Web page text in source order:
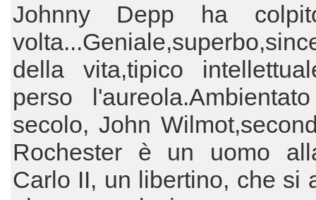
Johnny Depp ha
della vita,tipico
perso
secolo, John
Rochester è un uomo
Carlo II, un libertino, che si